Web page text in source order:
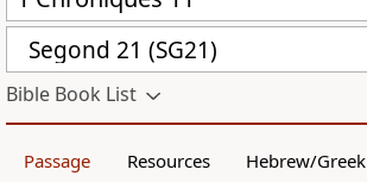
Segond 21 (SG21)
Bible Book List
Passage Resources Hebrew/Greek